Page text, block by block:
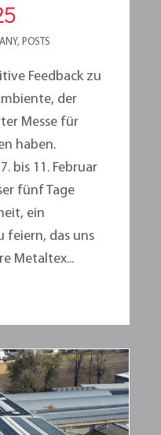
, POSTS
Feedback zu
der
Messe für
haben.
bis 11. Februar
fünf Tage
ein
feiern, das uns
Metaltex...